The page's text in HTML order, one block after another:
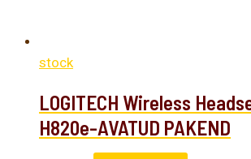
stock
LOGITECH Wireless
H820e-AVATUD PAKEND